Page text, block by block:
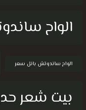
الواح
الواح ساندوتش بانل سعر
بيت شعر